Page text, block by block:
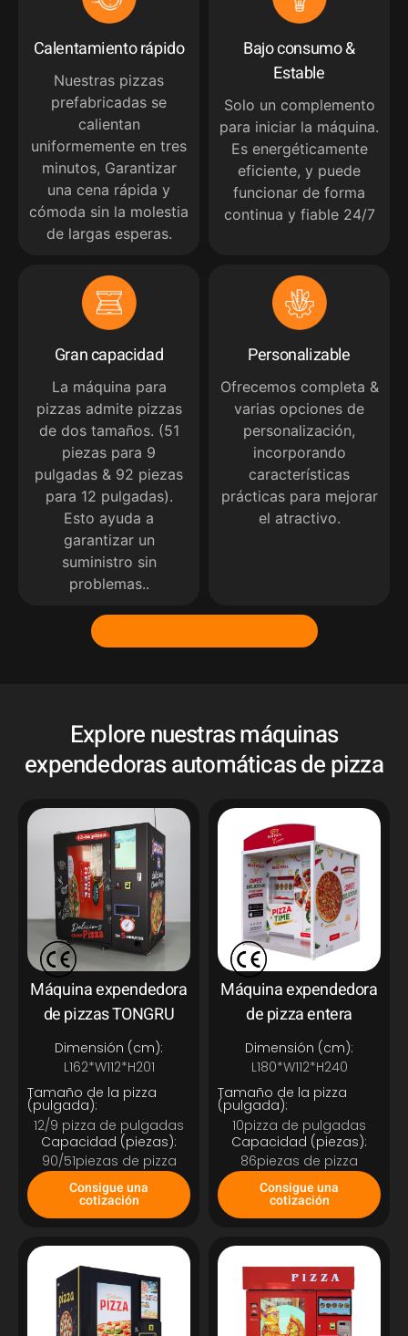
Calentamiento rápido
Nuestras pizzas
prefabricadas se
calientan
uniformemente en tres
minutos, Garantizar
una cena rápida y
cómoda sin la molestia
de largas esperas.
Bajo consumo &
Estable
Solo un complemento
para iniciar la máquina.
Es energéticamente
eficiente, y puede
funcionar de forma
continua y fiable 24/7
Gran capacidad
La máquina para
pizzas admite pizzas
de dos tamaños. (51
piezas para 9
pulgadas & 92 piezas
para 12 pulgadas).
Esto ayuda a
garantizar un
suministro sin
problemas..
Personalizable
Ofrecemos completa &
varias opciones de
personalización,
incorporando
características
prácticas para mejorar
el atractivo.
Explore nuestras máquinas
expendedoras automáticas de pizza
Máquina expendedora
de pizzas TONGRU
Dimensión (cm):
L162*W112*H201
Tamaño de la pizza
(pulgada):
12/9 pizza de pulgadas
Capacidad (piezas):
90/51piezas de pizza
Consigue una
cotización
Máquina expendedora
de pizza entera
Dimensión (cm):
L180*W112*H240
Tamaño de la pizza
(pulgada):
10pizza de pulgadas
Capacidad (piezas):
86piezas de pizza
Consigue una
cotización